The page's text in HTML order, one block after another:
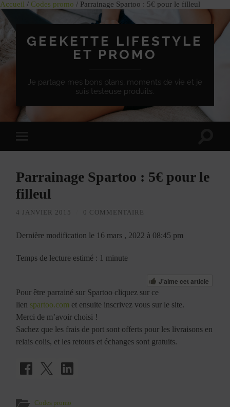
Accueil / Codes promo / Parrainage Spartoo : 5€ pour le filleul
GEEKETTE LIFESTYLE
ET PROMO
Je partage mes bons plans, moments de vie et je
suis testeuse produits.
à
mobile
Parrainage Spartoo : 5€ pour le
filleul
4 JANVIER 2015 0 COMMENTAIRE
Dernière modification le 16 mars , 2022 à 08:45 pm
Temps de lecture estimé : 1 minute
J'aime cet article
Pour être parrainé sur Spartoo cliquez sur ce
lien spartoo.com et ensuite inscrivez vous sur le site.
Merci de m’avoir choisi !
Sachez que les frais de port sont offerts pour les livraisons en
relais colis, et les retours et échanges sont gratuits.
Codes promo